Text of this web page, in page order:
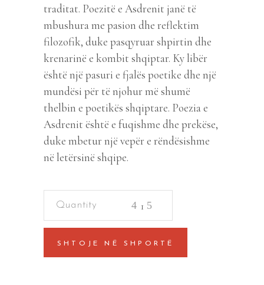
traditat. Poezitë e Asdrenit janë të
mbushura me pasion dhe reflektim
filozofik, duke pasqyruar shpirtin dhe
krenarinë e kombit shqiptar. Ky libër
është një pasuri e fjalës poetike dhe një
mundësi për të njohur më shumë
thelbin e poetikës shqiptare. Poezia e
Asdrenit është e fuqishme dhe prekëse,
duke mbetur një vepër e rëndësishme
në letërsinë shqipe.
zgjedhura
quantity
SHTOJE NË SHPORTË